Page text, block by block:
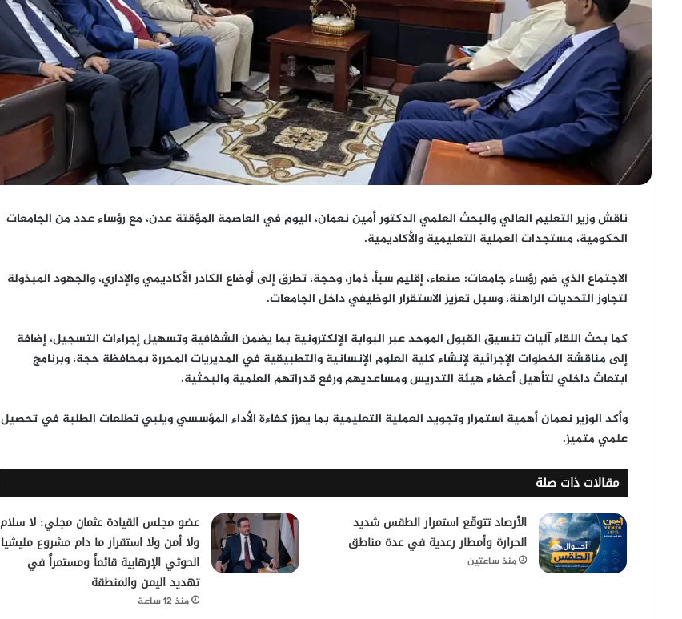
ناقش وزير التعليم العالي والبحث العلمي الدكتور أمين نعمان، اليوم في العاصمة المؤقتة عدن، مع رؤساء عدد من الجامعات
الحكومية، مستجدات العملية التعليمية والأكاديمية.
الاجتماع الذي ضم رؤساء جامعات: صنعاء، إقليم سبأ، ذمار، وحجة، تطرق إلى أوضاع الكادر الأكاديمي والإداري، والجهود المبذولة
لتجاوز التحديات الراهنة، وسبل تعزيزالاستقرار الوظيفيداخل الجامعات.
كما بحث اللقاء آلياتتنسيق القبول الموحد عبر البوابة الإلكترونية بما يضمن الشفافية وتسهيل إجراءات التسجيل، إضافة
إلى مناقشة الخطوات الإجرائية لإنشاءكلية العلوم الإنسانية والتطبيقية في المديريات المحررة بمحافظة حجة، وبرنامج
ابتعاث داخلي لتأهيل أعضاء هيئة التدريس ومساعديهم ورفع قدراتهم العلمية والبحثية.
وأكد الوزير نعمان أهمية استمرار وتجويد العملية التعليمية بما يعزز كفاءة الأداء المؤسسي ويلبي تطلعات الطلبة في تحصيل
علمي متميز.
مقالات ذات صلة
الأرصاد تتوقّع استمرار الطقس شديد
الحرارة وأمطار رعدية في عدة مناطق
منذ ساعتين
عضو مجلس القيادة عثمان مجلي: لا سلام
ولا أمن ولا استقرار ما دام مشروع مليشيا
الحوثي الإرهابية قائماً ومستمراً في
تهديد اليمن والمنطقة
منذ 12 ساعة